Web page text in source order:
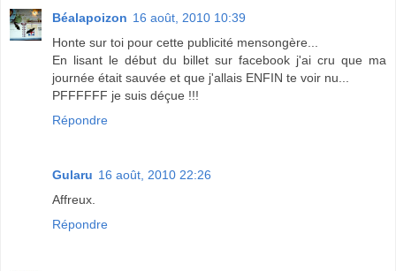
Béalapoizon 16 août, 2010 10:39
Honte sur toi pour cette publicité mensongère...
En lisant le début du billet sur facebook j'ai cru que ma
journée était sauvée et que j'allais ENFIN te voir nu...
PFFFFFF je suis déçue !!!
Répondre
Gularu 16 août, 2010 22:26
Affreux.
Répondre